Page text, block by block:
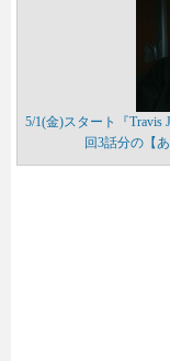
5/1(金)スタート『
回3話分の【